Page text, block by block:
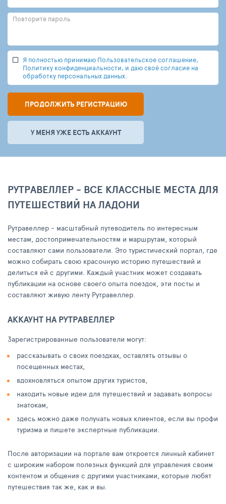
Повторите пароль
Я полностью принимаю Пользовательское соглашение,
Политику конфиденциальности, и даю своё согласие на
обработку персональных данных.
ПРОДОЛЖИТЬ РЕГИСТРАЦИЮ
У МЕНЯ УЖЕ ЕСТЬ АККАУНТ
РУТРАВЕЛЛЕР - ВСЕ КЛАССНЫЕ МЕСТА ДЛЯ
ПУТЕШЕСТВИЙ НА ЛАДОНИ
Рутравеллер - масштабный путеводитель по интересным
местам, достопримечательностям и маршрутам, который
составляют сами пользователи. Это туристический портал, где
можно собирать свою красочную историю путешествий и
делиться ей с другими. Каждый участник может создавать
публикации на основе своего опыта поездок, эти посты и
составляют живую ленту Рутравеллер.
АККАУНТ НА РУТРАВЕЛЛЕР
Зарегистрированные пользователи могут:
рассказывать о своих поездках, оставлять отзывы о
посещенных местах,
вдохновляться опытом других туристов,
находить новые идеи для путешествий и задавать вопросы
знатокам,
здесь можно даже получать новых клиентов, если вы профи
туризма и пишете экспертные публикации.
После авторизации на портале вам откроется личный кабинет
с широким набором полезных функций для управления своим
контентом и общения с другими участниками, которые любят
путешествия так же, как и вы.